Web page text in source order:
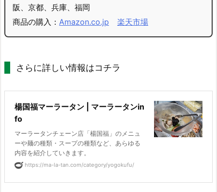
阪、京都、兵庫、福岡
商品の購入： Amazon.co.jp 楽天市場
さらに詳しい情報はコチラ
楊国福マーラータン | マーラータンin
fo
マーラータンチェーン店「楊国福」のメニュ
ーや麺の種類・スープの種類など、あらゆる
内容を紹介していきます。
https://ma-la-tan.com/category/yogokufu/